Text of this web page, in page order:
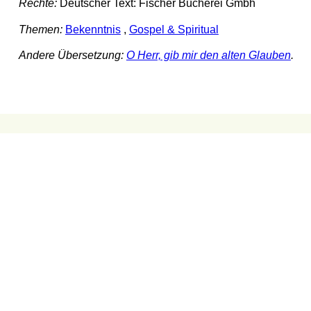
Rechte:Deutscher Text: Fischer Bücherei Gmbh
Themen: Bekenntnis, Gospel & Spiritual
Andere Übersetzung: O Herr, gib mir den alten Glauben.